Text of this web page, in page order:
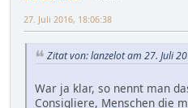
27. Juli 2016, 18:06:38
Zitat von: lanzelot am 27. Juli
War ja klar, so nennt man
Consigliere, Menschen die